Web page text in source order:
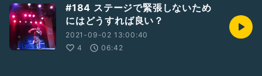
#184 ステージで緊張しないため
にはどうすれば良い？
2021-09-02 13:00:40
4
06:42